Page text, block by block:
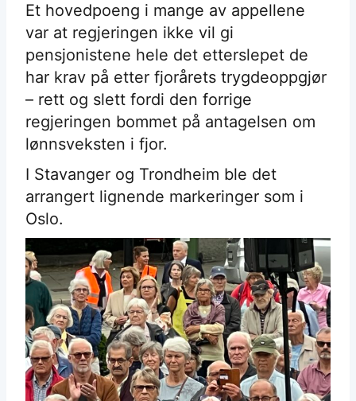
Et hovedpoeng i mange av appellene
var at regjeringen ikke vil gi
pensjonistene hele det etterslepet de
har krav på etter fjorårets trygdeoppgjør
– rett og slett fordi den forrige
regjeringen bommet på antagelsen om
lønnsveksten i fjor.
I Stavanger og Trondheim ble det
arrangert lignende markeringer som i
Oslo.